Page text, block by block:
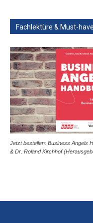
Fachlektüre & Must-
Jetzt bestellen: Business Angels
& Dr. Roland Kirchhof